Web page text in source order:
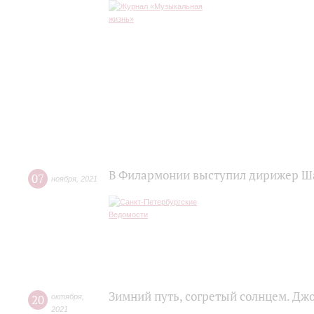
07 ноября 2021 В Филармонии выступил дирижер
20 октября
2021
Зимний путь, согретый солнцем.